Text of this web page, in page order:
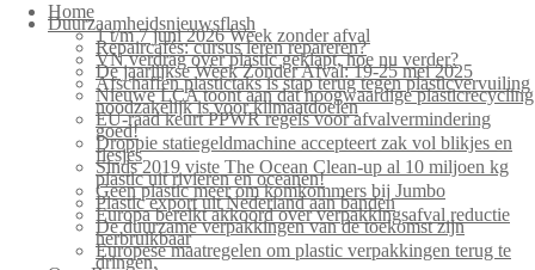
Home
Duurzaamheidsnieuwsflash
1 t/m 7 juni 2026 Week zonder afval
Repaircafés: cursus leren repareren?
VN verdrag over plastic geklapt, hoe nu verder?
De jaarlijkse Week Zonder Afval: 19-25 mei 2025
Afschaffen plastictaks is stap terug tegen plasticvervuiling
Nieuwe LCA toont aan dat hoogwaardige plasticrecycling
noodzakelijk is voor klimaatdoelen
EU-raad keurt PPWR regels voor afvalvermindering
goed!
Droppie statiegeldmachine accepteert zak vol blikjes en
flesjes
Sinds 2019 viste The Ocean Clean-up al 10 miljoen kg
plastic uit rivieren en oceanen!
Geen plastic meer om komkommers bij Jumbo
Plastic export uit Nederland aan banden
Europa bereikt akkoord over verpakkingsafval reductie
De duurzame verpakkingen van de toekomst zijn
herbruikbaar
Europese maatregelen om plastic verpakkingen terug te
dringen.